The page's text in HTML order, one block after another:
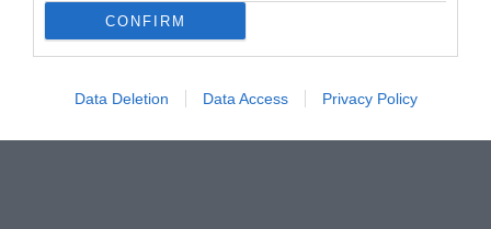
CONFIRM
Data Deletion Data Access Privacy Policy